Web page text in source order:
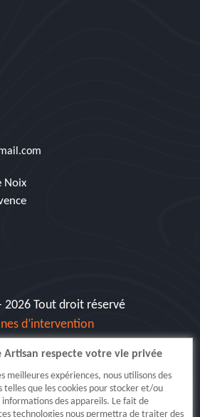
Noix
2026 Tout droit réservé
d’intervention
515 062 404 000 30
Artisan respecte votre vie privée
meilleures expériences, nous utilisons des
telles que les cookies pour stocker et/ou
informations des appareils. Le fait de
technologies nous permettra de traiter des